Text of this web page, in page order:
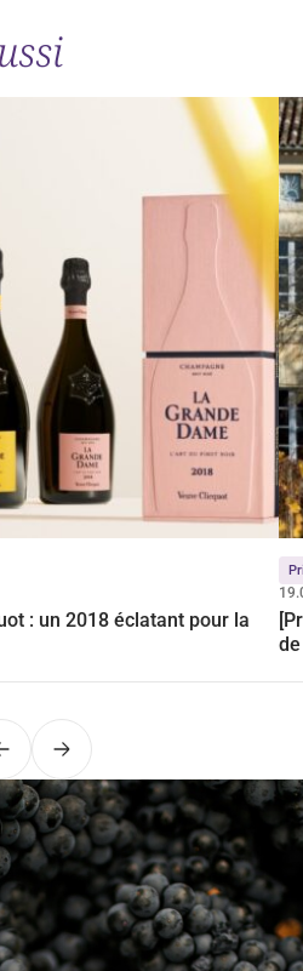
: un 2018 éclatant pour la
PrécédentSuivant